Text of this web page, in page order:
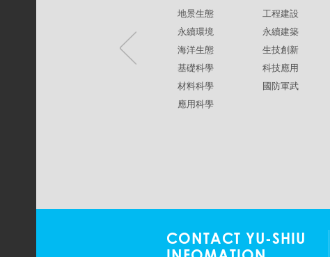
地景生態
永續環境
海洋生態
基礎科學
材料科學
應用科學
工程建設
永續建築
生技創新
科技應用
國防軍武
CONTACT YU-SHIU